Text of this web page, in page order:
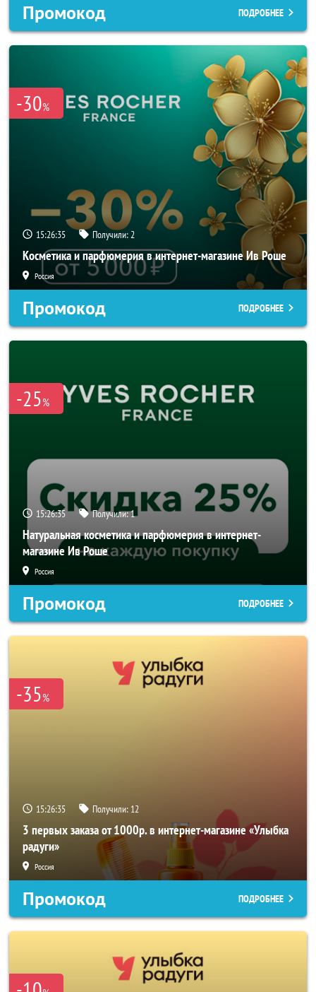
Промокод ПОДРОБНЕЕ
-30%
15:26:35 Получили:2
Косметика и парфюмерия в интернет-магазине Ив Роше
Россия
Промокод ПОДРОБНЕЕ
-25%
15:26:35 Получили:1
Натуральная косметика и парфюмерия в интернет-
магазине Ив Роше
Россия
Промокод ПОДРОБНЕЕ
-35%
15:26:35 Получили: 12
3 первых заказа от 1000р. в интернет-магазине «Улыбка
радуги»
Россия
Промокод ПОДРОБНЕЕ